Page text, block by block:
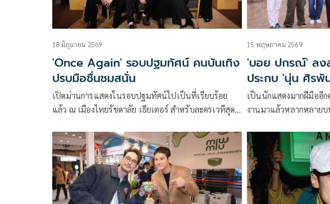
18 มิถุนายน 2569
'Once Again' รอบปฐมทัศน์ คนบันเทิง
ปรบมือชื่นชมสนั่น
เปิดม่านการแสดงในรอบปฐมทัศน์ไปเป็นที่เรียบร้อย
แล้ว ณ เมืองไทยรัชดาลัย เธียเตอร์ สำหรับละครเวทีสุด
นำแสดงโดย บอย ปกรณ์, นุ่น ศิรพันธ์, ยูโร ยศวรรธน์,
ต้นข้าว ชยุตม์, เอม ภูมิภัทร, เพิร์ธ วีริณฐ์ศรา เขียนบท
โดย บัว ปริดา มโนมัยพิบูลย์ กับการแสดงโดย หนิง พัน
พัสสา ธูปเทียน และอำนวยการผลิตโดย ถกลเกียรติ วีร
วรรณ
15 พฤษภาคม 2569
'บอย ปกรณ์' ลง
ประกบ 'นุ่น ศิรพั
เป็นนักแสดงมากฝีมืออี
งานมาแล้วหลากหลายบทบาท สำหรับหนุ่ม
ดาลัย เธียเตอร์ ในละครเ
ครั้ง…ยิ่งเจ็บ ยิ่งจำ ยิ่งรัก ที่นอกจากจะเป็นละครเวทีเรื่อง
แรกในชีวิตแล้ว เจ้าตัวยังออกอาการปลื้มที่ได้ประกบคู่กับ
นักแสดงฝีมือดี นุ่น-ศิร